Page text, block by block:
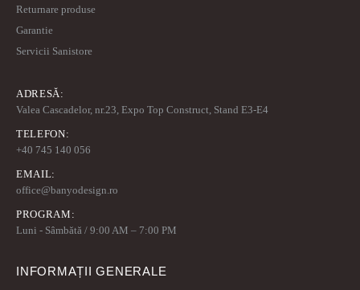
Returnare produse
Garantie
Servicii Sanistore
ADRESĂ:
Valea Cascadelor, nr.23, Expo Top Construct, Stand E3-E4
TELEFON:
+40 745 140 056
EMAIL:
office@banyodesign.ro
PROGRAM:
Luni - Sâmbătă / 9:00 AM – 7:00 PM
INFORMAȚII GENERALE